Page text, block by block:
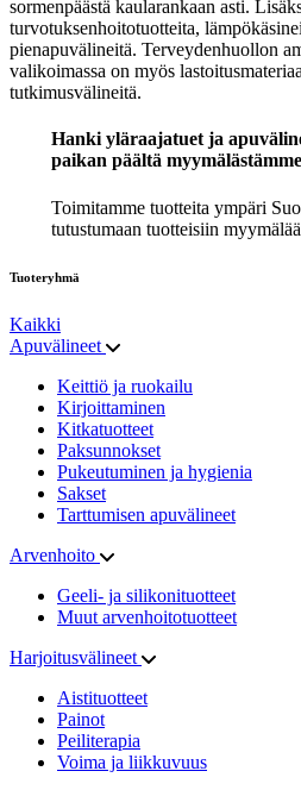
sormenpäästä kaularankaan asti.
turvotuksenhoitotuotteita,
pienapuvälineitä. Terveydenhuollon
valikoimassa on myös
tutkimusvälineitä.
Hanki yläraajatuet ja
paikan päältä
Toimitamme tuotteita ympäri
tutustumaan tuotteisiin
Tuoteryhmä
Kaikki
Apuvälineet
Keittiö ja ruokailu
Kirjoittaminen
Kitkatuotteet
Paksunnokset
Pukeutuminen ja hygienia
Sakset
Tarttumisen apuvälineet
Arvenhoito
Geeli- ja silikonituotteet
Muut arvenhoitotuotteet
Harjoitusvälineet
Aistituotteet
Painot
Peiliterapia
Voima ja liikkuvuus